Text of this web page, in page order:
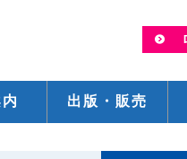
出版・販売